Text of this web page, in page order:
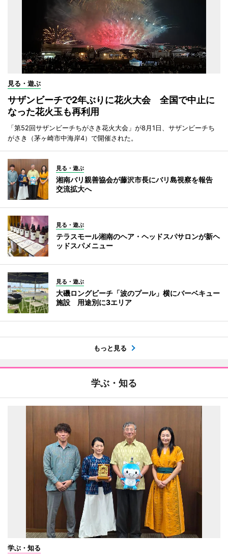
見る・遊ぶ
サザンビーチで2年ぶりに花火大会 全国で中止に
なった花火玉も再利用
「第52回サザンビーチちがさき花火大会」が8月1日、サザンビーチち
がさき（茅ヶ崎市中海岸4）で開催された。
見る・遊ぶ
湘南バリ親善協会が藤沢市長にバリ島視察を報告
交流拡大へ
見る・遊ぶ
テラスモール湘南のヘア・ヘッドスパサロンが新ヘ
ッドスパメニュー
見る・遊ぶ
大磯ロングビーチ「波のプール」横にバーベキュー
施設 用途別に3エリア
もっと見る
学ぶ・知る
学ぶ・知る